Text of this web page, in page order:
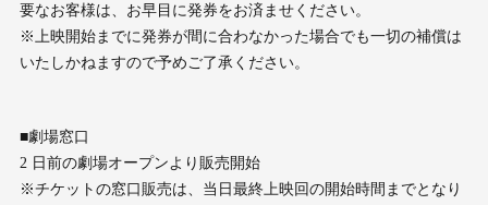
要なお客様は、お早目に発券をお済ませください。
※上映開始までに発券が間に合わなかった場合でも一切の補償は
いたしかねますので予めご了承ください。
■劇場窓口
2 日前の劇場オープンより販売開始
※チケットの窓口販売は、当日最終上映回の開始時間までとなり